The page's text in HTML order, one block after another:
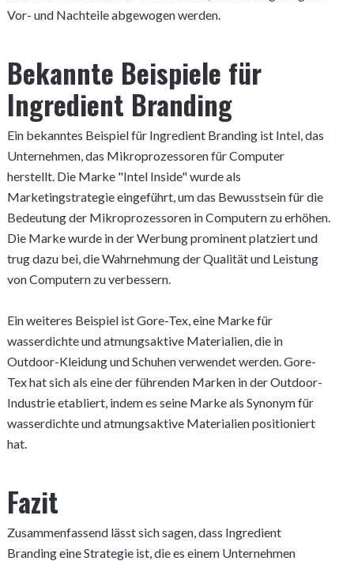
Vor- und Nachteile abgewogen werden.
Bekannte Beispiele für
Ingredient Branding
Ein bekanntes Beispiel für Ingredient Branding ist Intel, das
Unternehmen, das Mikroprozessoren für Computer
herstellt. Die Marke "Intel Inside" wurde als
Marketingstrategie eingeführt, um das Bewusstsein für die
Bedeutung der Mikroprozessoren in Computern zu erhöhen.
Die Marke wurde in der Werbung prominent platziert und
trug dazu bei, die Wahrnehmung der Qualität und Leistung
von Computern zu verbessern.
Ein weiteres Beispiel ist Gore-Tex, eine Marke für
wasserdichte und atmungsaktive Materialien, die in
Outdoor-Kleidung und Schuhen verwendet werden. Gore-
Tex hat sich als eine der führenden Marken in der Outdoor-
Industrie etabliert, indem es seine Marke als Synonym für
wasserdichte und atmungsaktive Materialien positioniert
hat.
Fazit
Zusammenfassend lässt sich sagen, dass Ingredient
Branding eine Strategie ist, die es einem Unternehmen